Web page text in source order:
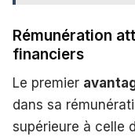
Rémunération
financiers
Le premier
dans sa
supérieure à celle